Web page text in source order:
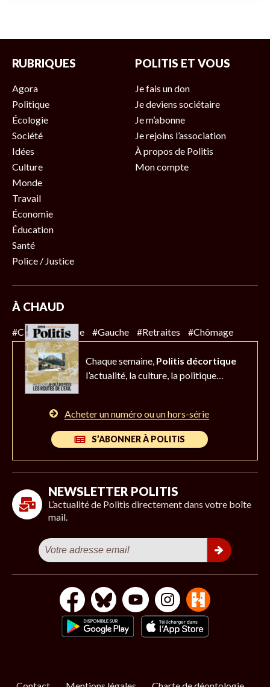
RUBRIQUES
Agora
Politique
Écologie
Société
Idées
Culture
Monde
Travail
Économie
Éducation
Santé
Police / Justice
POLITIS ET VOUS
Je fais un don
Je deviens sociétaire
Je m’abonne
Je rejoins l’association
À propos de Politis
Mon compte
À CHAUD
#Climat #Police #Gauche #Retraites #Chômage
Chaque semaine, Politis décortique
l’actualité, la culture, la politique…
Acheter un numéro ou un hors-série
S’ABONNER À POLITIS
NEWSLETTER POLITIS
L’actualité de Politis directement dans votre boîte
mail.